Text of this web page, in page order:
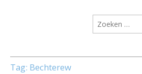
Vereniging
Arnhem
Zoeken
naar:
Tag: Bechterew